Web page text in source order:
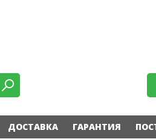
ДОСТАВКА ГАРАНТИЯ